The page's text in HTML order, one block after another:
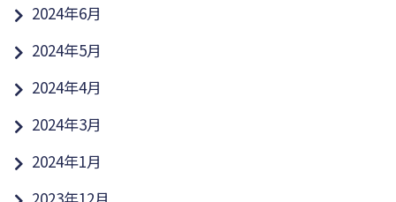
2024年6月
2024年5月
2024年4月
2024年3月
2024年1月